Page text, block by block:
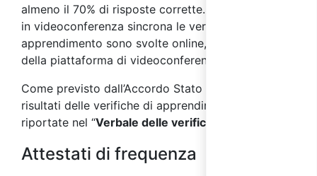
almeno il 70% di risposte corrette. Nei corsi svolti
in videoconferenza sincrona le verifiche di
apprendimento sono svolte online, per mezzo
della piattaforma di videoconferenza.
Come previsto dall’Accordo Stato Regioni 2025, i
risultati delle verifiche di apprendimento saranno
riportate nel “Verbale delle verifiche finali
Attestati di frequenza